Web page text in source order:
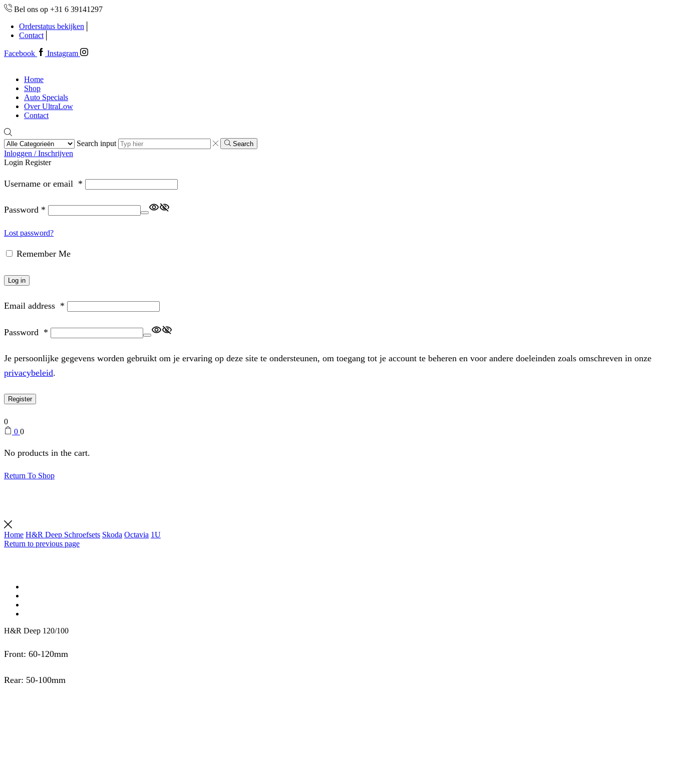
Bel ons op +31 6 39141297
Orderstatus bekijken
Contact
Facebook Instagram
Home
Shop
Auto Specials
Over UltraLow
Contact
Search input Search
Inloggen / Inschrijven
Login Register
Username or email *
Password *
Lost password?
Remember Me
Log in
Email address *
Password *
Je persoonlijke gegevens worden gebruikt om je ervaring op deze site te ondersteunen, om toegang tot je account te beheren en voor andere doeleinden zoals omschreven in onze
privacybeleid.
Register
0
0 0
No products in the cart.
Return To Shop
Home H&R Deep Schroefsets Skoda Octavia 1U
Return to previous page
H&R Deep 120/100
Front: 60-120mm
Rear: 50-100mm